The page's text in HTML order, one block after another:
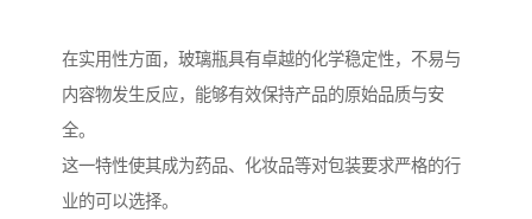
在实用性方面，玻璃瓶具有卓越的化学稳定性，不易与
内容物发生反应，能够有效保持产品的原始品质与安
全。
这一特性使其成为药品、化妆品等对包装要求严格的行
业的可以选择。